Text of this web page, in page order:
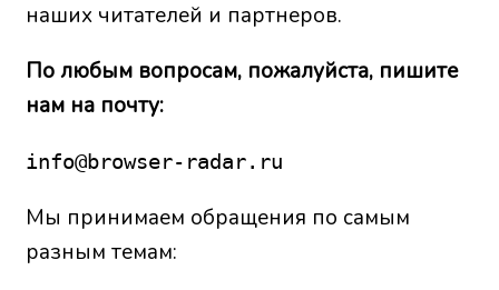
наших читателей и партнеров.
По любым вопросам, пожалуйста, пишите
нам на почту:
info@browser-radar.ru
Мы принимаем обращения по самым
разным темам: